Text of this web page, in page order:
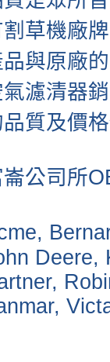
割草機廠
品與原廠
氣濾清器
品質及價
崙公司所
Deere,